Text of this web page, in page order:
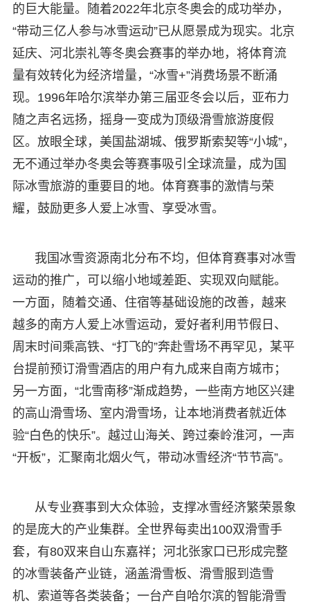
的巨大能量。随着2022年北京冬奥会的成功举办，
“带动三亿人参与冰雪运动”已从愿景成为现实。北京
延庆、河北崇礼等冬奥会赛事的举办地，将体育流
量有效转化为经济增量，“冰雪+”消费场景不断涌
现。1996年哈尔滨举办第三届亚冬会以后，亚布力
随之声名远扬，摇身一变成为顶级滑雪旅游度假
区。放眼全球，美国盐湖城、俄罗斯索契等“小城”，
无不通过举办冬奥会等赛事吸引全球流量，成为国
际冰雪旅游的重要目的地。体育赛事的激情与荣
耀，鼓励更多人爱上冰雪、享受冰雪。
我国冰雪资源南北分布不均，但体育赛事对冰雪
运动的推广，可以缩小地域差距、实现双向赋能。
一方面，随着交通、住宿等基础设施的改善，越来
越多的南方人爱上冰雪运动，爱好者利用节假日、
周末时间乘高铁、“打飞的”奔赴雪场不再罕见，某平
台提前预订滑雪酒店的用户有九成来自南方城市；
另一方面，“北雪南移”渐成趋势，一些南方地区兴建
的高山滑雪场、室内滑雪场，让本地消费者就近体
验“白色的快乐”。越过山海关、跨过秦岭淮河，一声
“开板”，汇聚南北烟火气，带动冰雪经济“节节高”。
从专业赛事到大众体验，支撑冰雪经济繁荣景象
的是庞大的产业集群。全世界每卖出100双滑雪手
套，有80双来自山东嘉祥；河北张家口已形成完整
的冰雪装备产业链，涵盖滑雪板、滑雪服到造雪
机、索道等各类装备；一台产自哈尔滨的智能滑雪